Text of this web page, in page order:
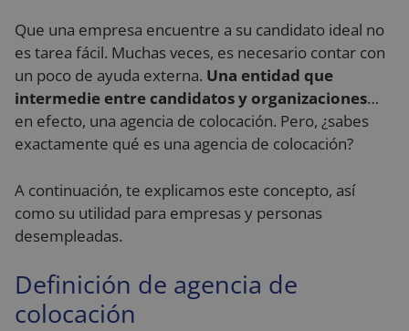
Que una empresa encuentre a su candidato ideal no
es tarea fácil. Muchas veces, es necesario contar con
un poco de ayuda externa. Una entidad que
intermedie entre candidatos y organizaciones…
en efecto, una agencia de colocación. Pero, ¿sabes
exactamente qué es una agencia de colocación?
A continuación, te explicamos este concepto, así
como su utilidad para empresas y personas
desempleadas.
Definición de agencia de
colocación